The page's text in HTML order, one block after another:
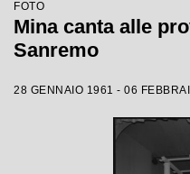
FOTO
Mina canta alle
Sanremo
28 GENNAIO 1961 - 06